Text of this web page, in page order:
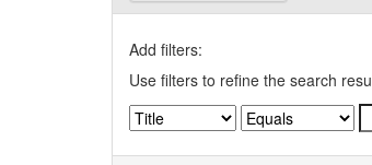
Add filters:
Use filters to refine the search